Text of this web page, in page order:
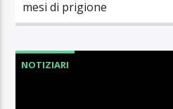
mesi di prigione
NOTIZIARI